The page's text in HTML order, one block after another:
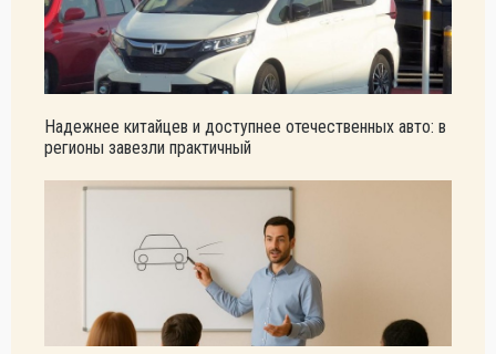
Надежнее китайцев и доступнее отечественных авто: в
регионы завезли практичный